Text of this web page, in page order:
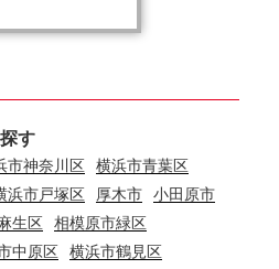
す
市神奈川区
横浜市青葉区
浜市戸塚区 厚木市
小田原市
生区
相模原市緑区
中原区
横浜市鶴見区